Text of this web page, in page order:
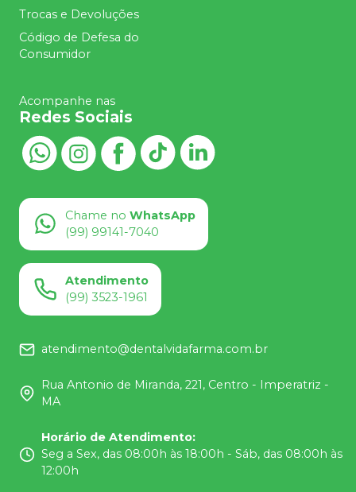
Trocas e Devoluções
Código de Defesa do
Consumidor
Acompanhe nas
Redes Sociais
Chame no WhatsApp
(99) 99141-7040
Atendimento
(99) 3523-1961
atendimento@dentalvidafarma.com.br
Rua Antonio de Miranda, 221, Centro - Imperatriz -
MA
Horário de Atendimento:
Seg a Sex, das 08:00h às 18:00h - Sáb, das 08:00h às
12:00h